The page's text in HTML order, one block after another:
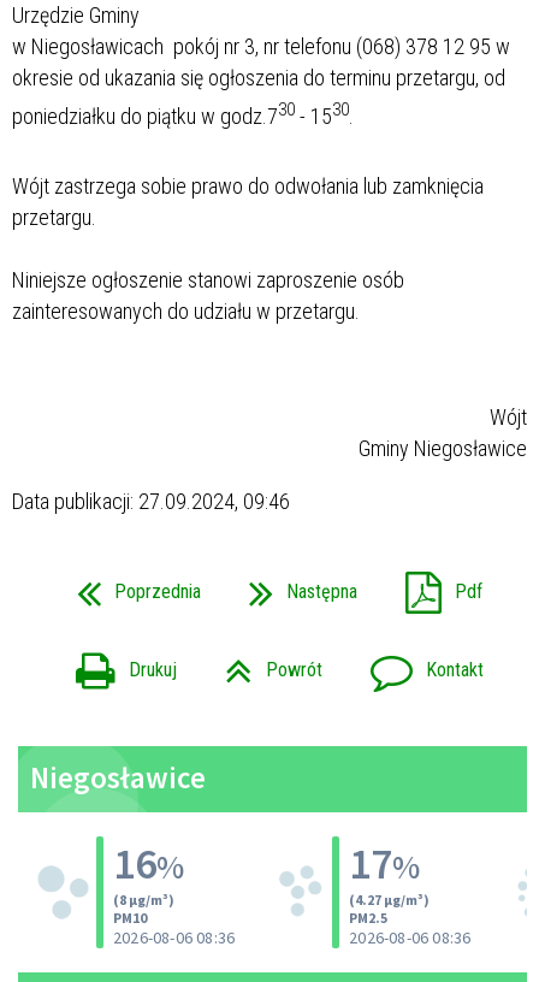
Urzędzie Gminy
w Niegosławicach pokój nr 3, nr telefonu (068) 378 12 95 w
okresie od ukazania się ogłoszenia do terminu przetargu, od
poniedziałku do piątku w godz.730 - 1530.
Wójt zastrzega sobie prawo do odwołania lub zamknięcia
przetargu.
Niniejsze ogłoszenie stanowi zaproszenie osób
zainteresowanych do udziału w przetargu.
Wójt
Gminy Niegosławice
Data publikacji: 27.09.2024, 09:46
Poprzednia Następna Pdf
Drukuj Powrót Kontakt